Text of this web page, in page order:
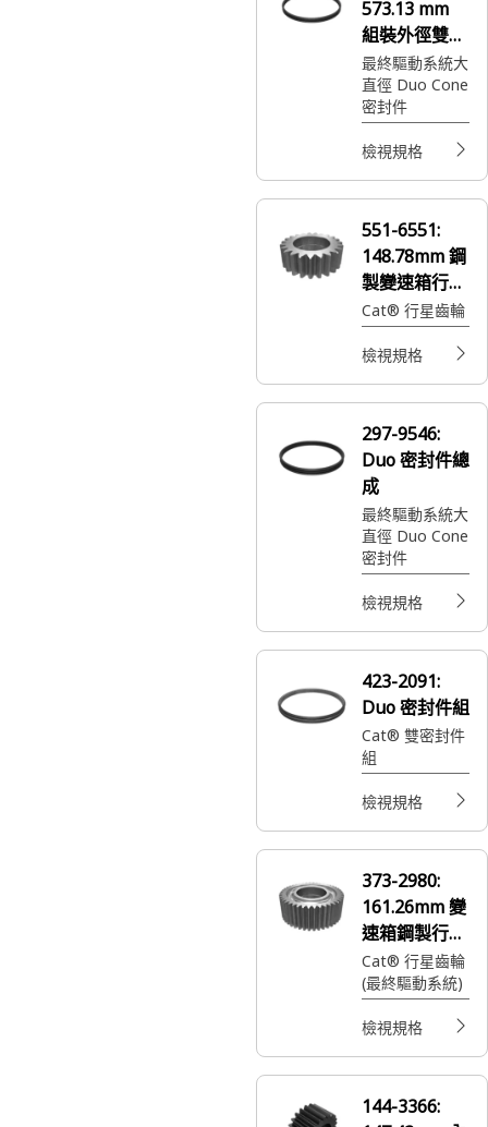
573.13 mm
組裝外徑雙錐
面封
最終驅動系統大
直徑 Duo Cone
密封件
檢視規格
551-6551:
148.78mm 鋼
製變速箱行星
齒輪
Cat® 行星齒輪
檢視規格
297-9546:
Duo 密封件總
成
最終驅動系統大
直徑 Duo Cone
密封件
檢視規格
423-2091:
Duo 密封件組
Cat® 雙密封件
組
檢視規格
373-2980:
161.26mm 變
速箱鋼製行星
齒輪
Cat® 行星齒輪
(最終驅動系統)
檢視規格
144-3366: